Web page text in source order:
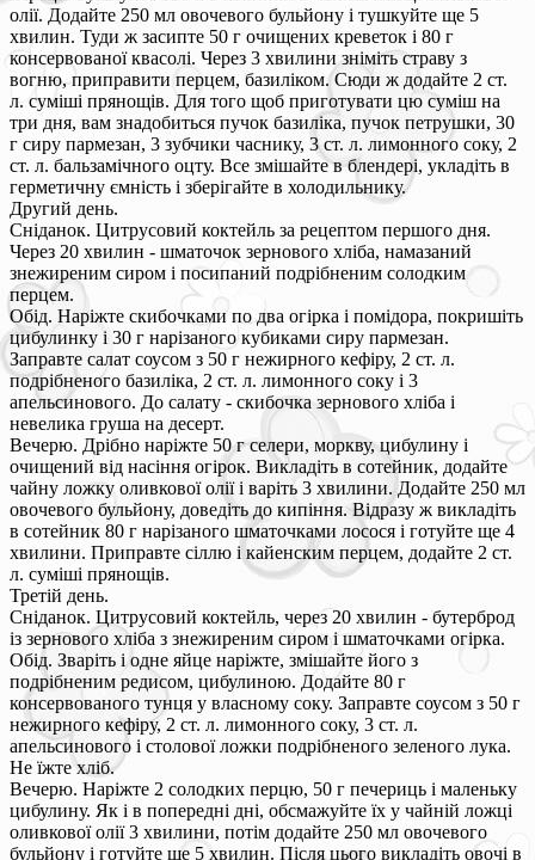
олії. Додайте 250 мл овочевого бульйону і тушкуйте ще 5
хвилин. Туди ж засипте 50 г очищених креветок і 80 г
консервованої квасолі. Через 3 хвилини зніміть страву з
вогню, приправити перцем, базиліком. Сюди ж додайте 2 ст.
л. суміші прянощів. Для того щоб приготувати цю суміш на
три дня, вам знадобиться пучок базиліка, пучок петрушки, 30
г сиру пармезан, 3 зубчики часнику, 3 ст. л. лимонного соку, 2
ст. л. бальзамічного оцту. Все змішайте в блендері, укладіть в
герметичну ємність і зберігайте в холодильнику.
Другий день.
Сніданок. Цитрусовий коктейль за рецептом першого дня.
Через 20 хвилин - шматочок зернового хліба, намазаний
знежиреним сиром і посипаний подрібненим солодким
перцем.
Обід. Наріжте скибочками по два огірка і помідора, покришіть
цибулинку і 30 г нарізаного кубиками сиру пармезан.
Заправте салат соусом з 50 г нежирного кефіру, 2 ст. л.
подрібненого базиліка, 2 ст. л. лимонного соку і 3
апельсинового. До салату - скибочка зернового хліба і
невелика груша на десерт.
Вечерю. Дрібно наріжте 50 г селери, моркву, цибулину і
очищений від насіння огірок. Викладіть в сотейник, додайте
чайну ложку оливкової олії і варіть 3 хвилини. Додайте 250 мл
овочевого бульйону, доведіть до кипіння. Відразу ж викладіть
в сотейник 80 г нарізаного шматочками лосося і готуйте ще 4
хвилини. Приправте сіллю і кайенским перцем, додайте 2 ст.
л. суміші прянощів.
Третій день.
Сніданок. Цитрусовий коктейль, через 20 хвилин - бутерброд
із зернового хліба з знежиреним сиром і шматочками огірка.
Обід. Зваріть і одне яйце наріжте, змішайте його з
подрібненим редисом, цибулиною. Додайте 80 г
консервованого тунця у власному соку. Заправте соусом з 50 г
нежирного кефіру, 2 ст. л. лимонного соку, 3 ст. л.
апельсинового і столової ложки подрібненого зеленого лука.
Не їжте хліб.
Вечерю. Наріжте 2 солодких перцю, 50 г печериць і маленьку
цибулину. Як і в попередні дні, обсмажуйте їх у чайній ложці
оливкової олії 3 хвилини, потім додайте 250 мл овочевого
бульйону і готуйте ще 5 хвилин. Після цього викладіть овочі в